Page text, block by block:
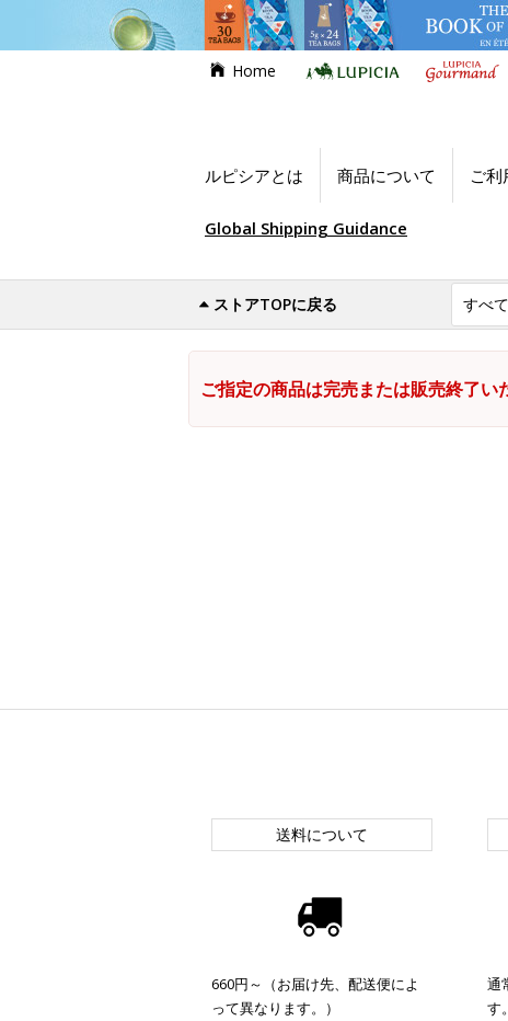
Home
ルピシアとは 商品について ご利
Global Shipping Guidance
ストアTOPに戻る
ご指定の商品は完売または販売終了い
送料について
660円～（お届け先、配送便によ
って異なります。）
通
す